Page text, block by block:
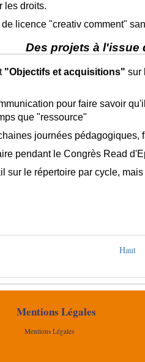
les droits.
licence "creativ comment"
Des projets à l'issue
"Objectifs et acquisitions" sur
pour faire savoir
que "ressource"
journées pédagogiques,
pendant le Congrès Read
sur le répertoire par cycle,
Haut
Mentions Légales
Mentions Légales